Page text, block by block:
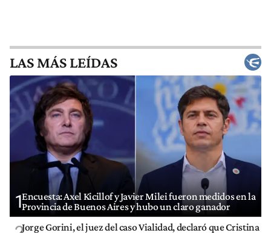
LAS MÁS LEÍDAS
1Encuesta: Axel Kicillof y Javier Milei fueron medidos en la
Provincia de Buenos Aires y hubo un claro ganador
Jorge Gorini, el juez del caso Vialidad, declaró que Cristina